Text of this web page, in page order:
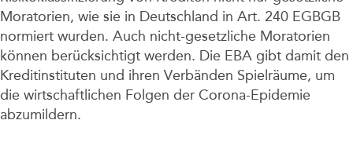
Sustainable Finance
Unternehmen
Moratorien, wie sie in Deutschland in Art. 240 EGBGB
normiert wurden. Auch nicht-gesetzliche Moratorien
können berücksichtigt werden. Die EBA gibt damit den
Kreditinstituten und ihren Verbänden Spielräume, um
die wirtschaftlichen Folgen der Corona-Epidemie
abzumildern.